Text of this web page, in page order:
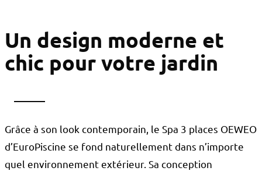
Un design moderne et
chic pour votre jardin
Grâce à son look contemporain, le Spa 3 places OEWEO
d’EuroPiscine se fond naturellement dans n’importe
quel environnement extérieur. Sa conception